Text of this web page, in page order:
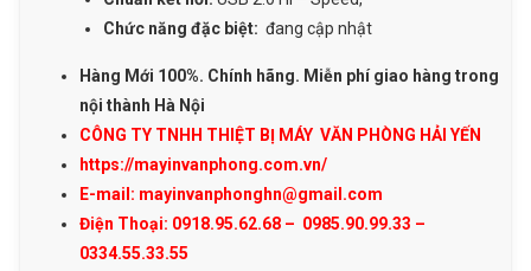
Chức năng đặc biệt: đang cập nhật
Hàng Mới 100%. Chính hãng. Miễn phí giao hàng trong
nội thành Hà Nội
CÔNG TY TNHH THIỆT BỊ MÁY VĂN PHÒNG HẢI YẾN
https://mayinvanphong.com.vn/
E-mail: mayinvanphonghn@gmail.com
Điện Thoại: 0918.95.62.68 – 0985.90.99.33 –
0334.55.33.55